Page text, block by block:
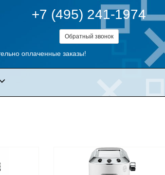
+7 (495) 241-1974
Обратный звонок
оплаченные заказы!